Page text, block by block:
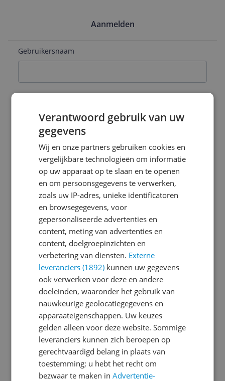
Aanmelden
Gebruikersnaam
Wachtwoord
Je wachtwoord moet minimaal 6 karakters
bevatten
Wachtwoord herhalen
Ik ga akkoord met deAlgemene Voorwaarden
en hetprivacy statementvan Reshift
Ik ontvang graag interessante acties en
aanbiedingen van Kieskeurig.nl en
Digitalvia e-mail
Verantwoord gebruik van uw
gegevens
Wij en onze partners gebruiken cookies en
vergelijkbare technologieën om informatie
op uw apparaat op te slaan en te openen
en om persoonsgegevens te verwerken,
zoals uw IP-adres, unieke identificatoren
en browsegegevens, voor
gepersonaliseerde advertenties en
content, meting van advertenties en
content, doelgroepinzichten en
verbetering van diensten. Externe
leveranciers (1892) kunnen uw gegevens
ook verwerken voor deze en andere
doeleinden, waaronder het gebruik van
nauwkeurige geolocatiegegevens en
apparaateigenschappen. Uw keuzes
gelden alleen voor deze website. Sommige
leveranciers kunnen zich beroepen op
gerechtvaardigd belang in plaats van
toestemming; u hebt het recht om
bezwaar te maken inAdvertentie-